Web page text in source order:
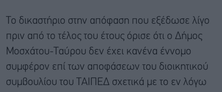
Το δικαστήριο στην απόφαση που εξέδωσε λίγο
πριν από το τέλος του έτους όρισε ότι ο Δήμος
Μοσχάτου-Ταύρου δεν έχει κανένα έννομο
συμφέρον επί των αποφάσεων του διοικητικού
συμβουλίου του ΤΑΙΠΕΔ σχετικά με το εν λόγω